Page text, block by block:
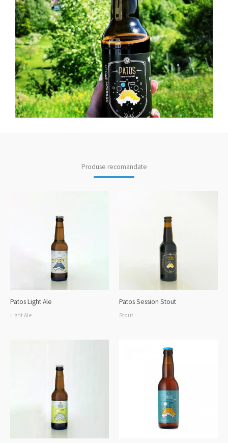
Produse recomandate
Patos Light Ale
Light Ale
Patos Session Stout
Stout